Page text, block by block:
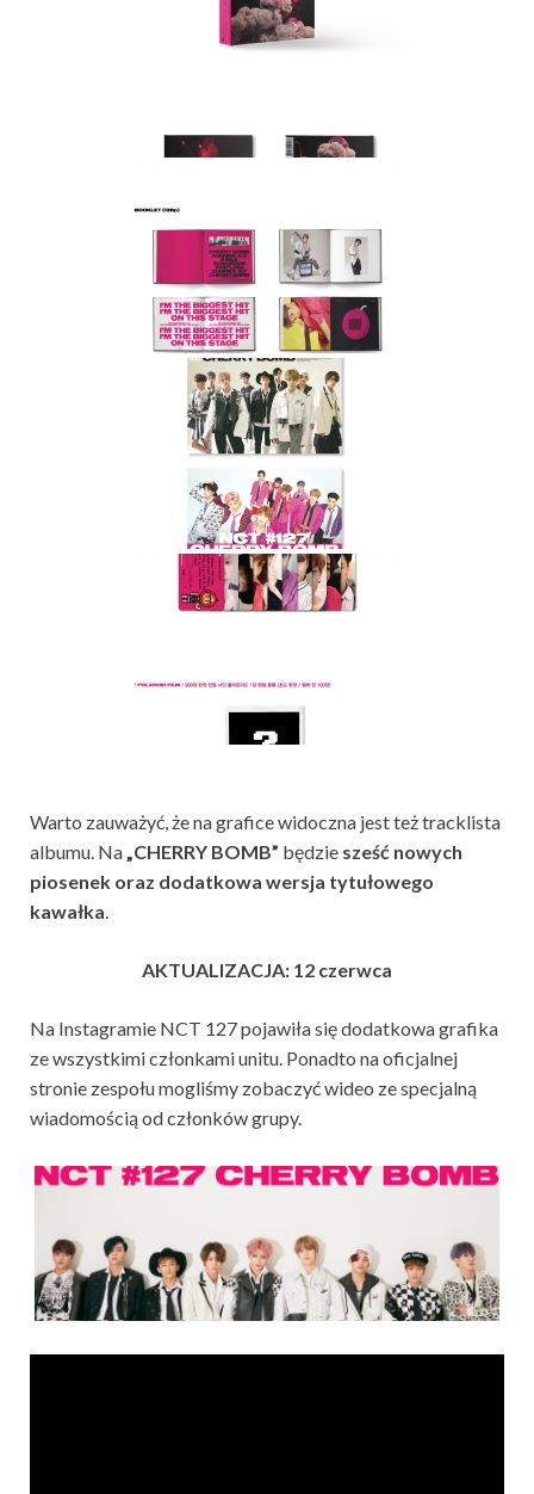
Warto zauważyć, że na grafice widoczna jest też tracklista
albumu. Na„CHERRY BOMB” będzie sześć nowych
piosenek oraz dodatkowa wersja tytułowego
kawałka.
AKTUALIZACJA: 12 czerwca
Na Instagramie NCT 127 pojawiła się dodatkowa grafika
ze wszystkimi członkami unitu. Ponadto na oficjalnej
stronie zespołu mogliśmy zobaczyć wideo ze specjalną
wiadomością od członków grupy.